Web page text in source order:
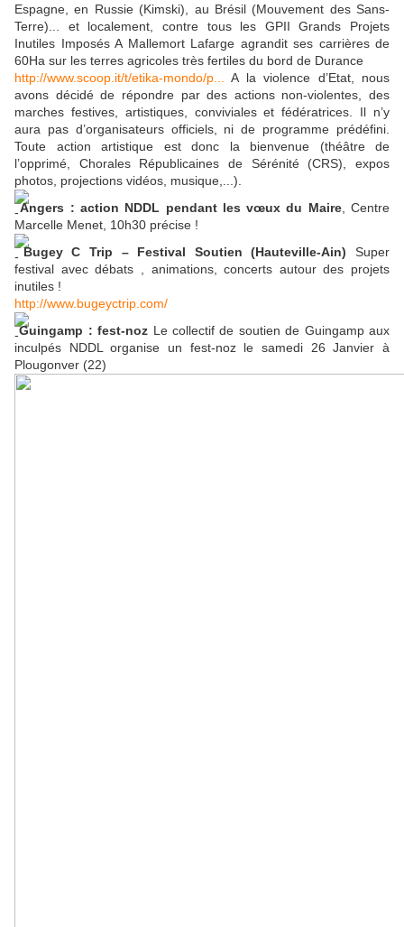
Espagne, en Russie (Kimski), au Brésil (Mouvement des Sans-
Terre)... et localement, contre tous les GPII Grands Projets
Inutiles Imposés A Mallemort Lafarge agrandit ses carrières de
60Ha sur les terres agricoles très fertiles du bord de Durance
http://www.scoop.it/t/etika-mondo/p...
A la violence d’Etat, nous
avons décidé de répondre par des actions non-violentes, des
marches festives, artistiques, conviviales et fédératrices. Il n’y
aura pas d’organisateurs officiels, ni de programme prédéfini.
Toute action artistique est donc la bienvenue (théâtre de
l’opprimé, Chorales Républicaines de Sérénité (CRS), expos
photos, projections vidéos, musique,...).
Angers : action NDDL pendant les vœux du Maire, Centre
Marcelle Menet, 10h30 précise !
Bugey C Trip – Festival Soutien (Hauteville-Ain) Super
festival avec débats , animations, concerts autour des projets
inutiles !
http://www.bugeyctrip.com/
Guingamp : fest-noz Le collectif de soutien de Guingamp aux
inculpés NDDL organise un fest-noz le samedi 26 Janvier à
Plougonver (22)